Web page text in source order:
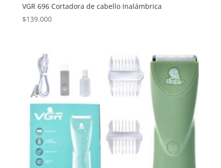
VGR 696 Cortadora de cabello Inalámbrica
$139.000